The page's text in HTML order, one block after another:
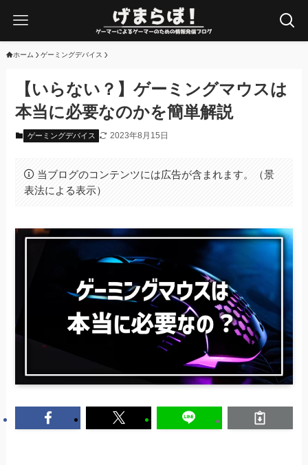
ホーム ゲーミングデバイス
【いらない？】ゲーミングマウスは
本当に必要なのかを簡単解説
ゲーミングデバイス 2023年8月15日
当ブログのコンテンツには広告が含まれます。（景
表法による表示）